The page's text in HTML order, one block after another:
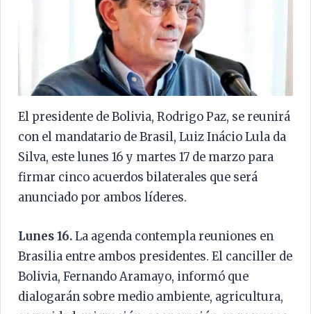
El presidente de Bolivia, Rodrigo Paz, se reunirá
con el mandatario de Brasil, Luiz Inácio Lula da
Silva, este lunes 16 y martes 17 de marzo para
firmar cinco acuerdos bilaterales que será
anunciado por ambos líderes.
Lunes 16.La agenda contempla reuniones en
Brasilia entre ambos presidentes. El canciller de
Bolivia, Fernando Aramayo, informó que
dialogarán sobre medio ambiente, agricultura,